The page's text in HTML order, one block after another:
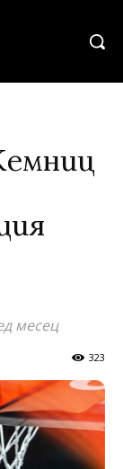
месец
323